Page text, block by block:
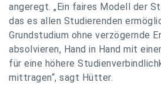
angeregt. „Ein faires Modell der
das es allen Studierenden
Grundstudium ohne verzögernde
absolvieren, Hand in Hand mit
für eine höhere
mittragen“, sagt Hütter.